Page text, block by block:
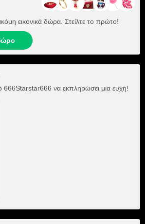
εικονικά δώρα. Στείλτε το πρώτο!
666Starstar666 να εκπληρώσει μια ευχή!